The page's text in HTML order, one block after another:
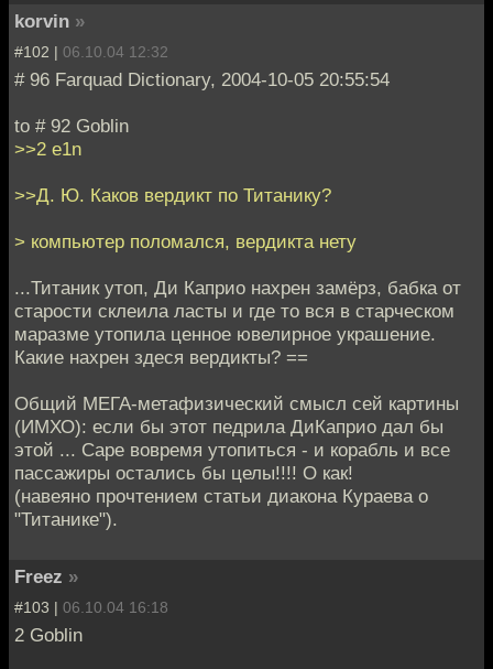
korvin »
#102 | 06.10.04 12:32
# 96 Farquad Dictionary, 2004-10-05 20:55:54
to # 92 Goblin
>>2 e1n
>>Д. Ю. Каков вердикт по Титанику?
> компьютер поломался, вердикта нету
...Титаник утоп, Ди Каприо нахрен замёрз, бабка от
старости склеила ласты и где то вся в старческом
маразме утопила ценное ювелирное украшение.
Какие нахрен здеся вердикты? ==
Общий МЕГА-метафизический смысл сей картины
(ИМХО): если бы этот педрила ДиКаприо дал бы
этой ... Саре вовремя утопиться - и корабль и все
пассажиры остались бы целы!!!! О как!
(навеяно прочтением статьи диакона Кураева о
"Титанике").
Freez »
#103 | 06.10.04 16:18
2 Goblin